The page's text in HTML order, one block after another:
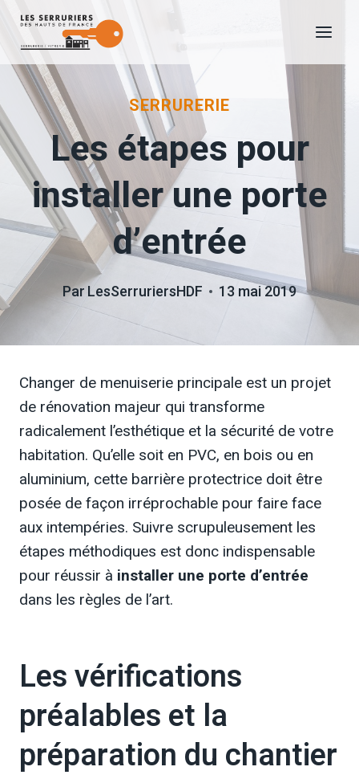
Aller
SERRURERIE
Les étapes pour
installer une porte
d’entrée
Par LesSerruriersHDF 13 mai 2019
Changer de menuiserie principale est un projet
de rénovation majeur qui transforme
radicalement l’esthétique et la sécurité de votre
habitation. Qu’elle soit en PVC, en bois ou en
aluminium, cette barrière protectrice doit être
posée de façon irréprochable pour faire face
aux intempéries. Suivre scrupuleusement les
étapes méthodiques est donc indispensable
pour réussir à installer une porte d’entrée
dans les règles de l’art.
Les vérifications
préalables et la
préparation du chantier